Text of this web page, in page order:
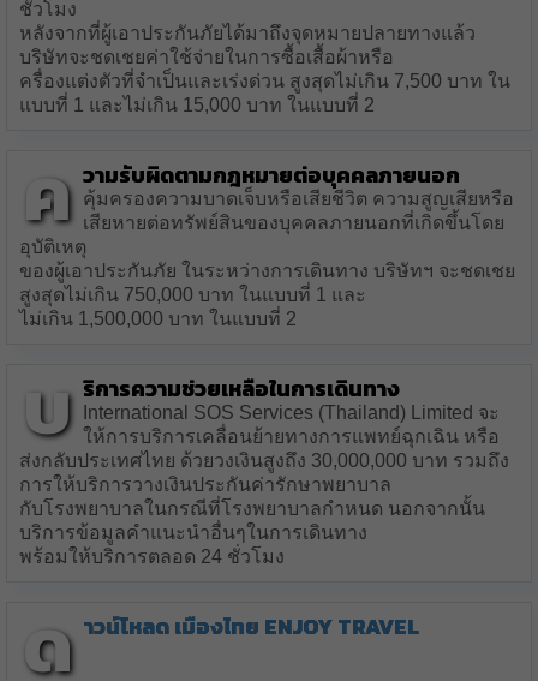
ชั่วโมง
หลังจากที่ผู้เอาประกันภัยได้มาถึงจุดหมายปลายทางแล้ว
บริษัทจะชดเชยค่าใช้จ่ายในการซื้อเสื้อผ้าหรือ
ครื่องแต่งตัวที่จำเป็นและเร่งด่วน สูงสุดไม่เกิน 7,500 บาท ใน
แบบที่ 1 และไม่เกิน 15,000 บาท ในแบบที่ 2
ค วามรับผิดตามกฎหมายต่อบุคคลภายนอก
คุ้มครองความบาดเจ็บหรือเสียชีวิต ความสูญเสียหรือ
เสียหายต่อทรัพย์สินของบุคคลภายนอกที่เกิดขึ้นโดย
อุบัติเหตุ
ของผู้เอาประกันภัย ในระหว่างการเดินทาง บริษัทฯ จะชดเชย
สูงสุดไม่เกิน 750,000 บาท ในแบบที่ 1 และ
ไม่เกิน 1,500,000 บาท ในแบบที่ 2
บ ริการความช่วยเหลือในการเดินทาง
International SOS Services (Thailand) Limited จะ
ให้การบริการเคลื่อนย้ายทางการแพทย์ฉุกเฉิน หรือ
ส่งกลับประเทศไทย ด้วยวงเงินสูงถึง 30,000,000 บาท รวมถึง
การให้บริการวางเงินประกันค่ารักษาพยาบาล
กับโรงพยาบาลในกรณีที่โรงพยาบาลกำหนด นอกจากนั้น
บริการข้อมูลคำแนะนำอื่นๆในการเดินทาง
พร้อมให้บริการตลอด 24 ชั่วโมง
ด าวน์โหลด เมืองไทย Enjoy Travel